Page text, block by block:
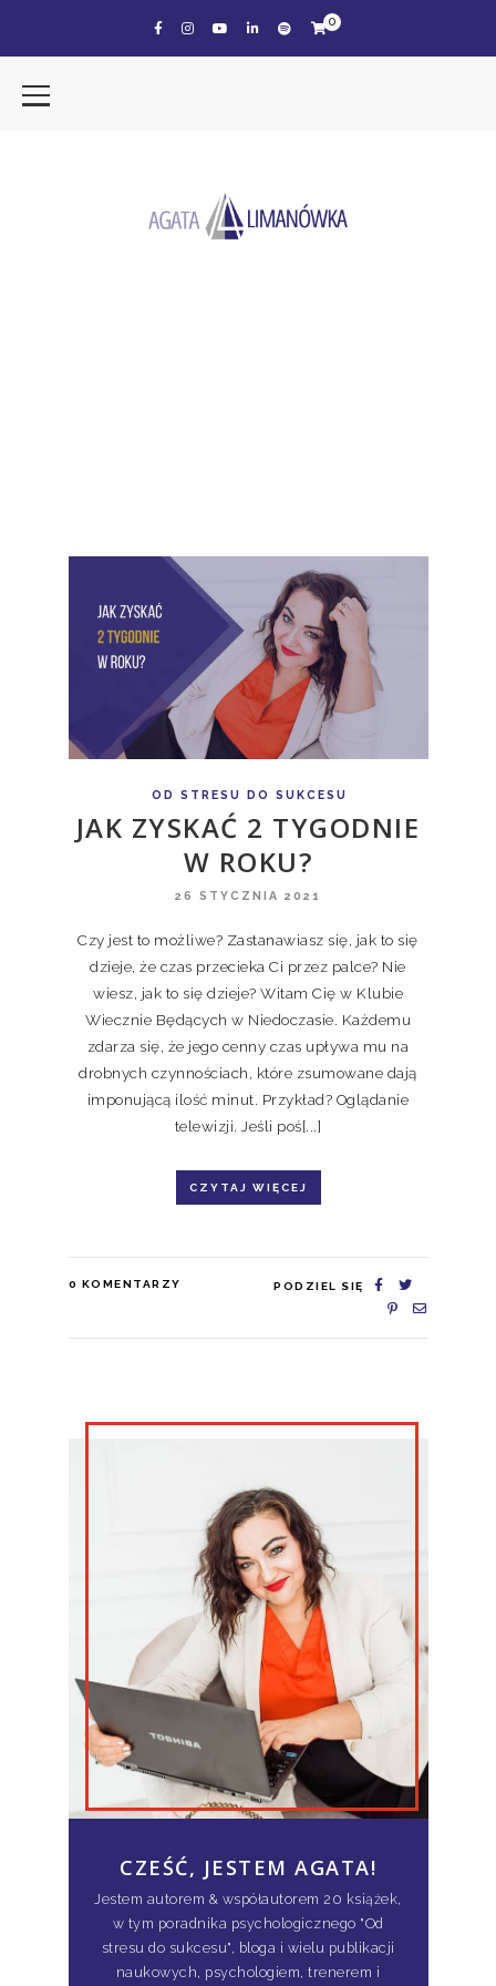
0
OD STRESU DO SUKCESU
JAK ZYSKAĆ 2 TYGODNIE
W ROKU?
26 STYCZNIA 2021
Czy jest to możliwe? Zastanawiasz się, jak to się
dzieje, że czas przecieka Ci przez palce? Nie
wiesz, jak to się dzieje? Witam Cię w Klubie
Wiecznie Będących w Niedoczasie. Każdemu
zdarza się, że jego cenny czas upływa mu na
drobnych czynnościach, które zsumowane dają
imponującą ilość minut. Przykład? Oglądanie
telewizji. Jeśli poś[...]
CZYTAJ WIĘCEJ
0 KOMENTARZY PODZIEL SIĘ
CZEŚĆ, JESTEM AGATA!
Jestem autorem & współautorem 20 książek,
w tym poradnika psychologicznego "Od
stresu do sukcesu", bloga i wielu publikacji
naukowych, psychologiem, trenerem i